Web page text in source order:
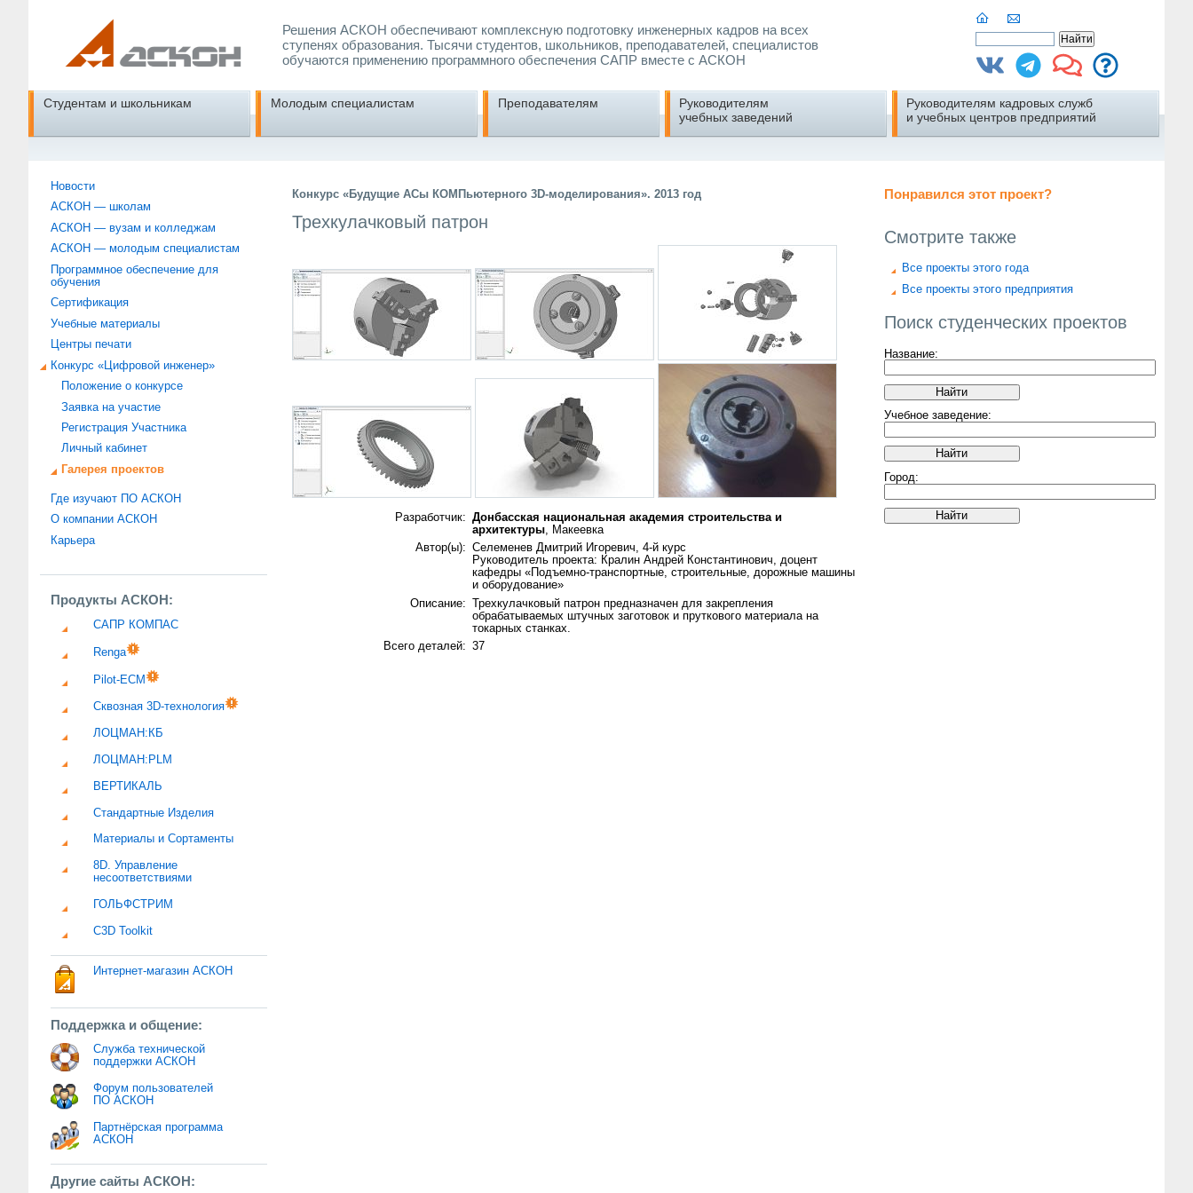
Решения АСКОН обеспечивают комплексную подготовку инженерных кадров на всех
ступенях образования. Тысячи студентов, школьников, преподавателей, специалистов
обучаются применению программного обеспечения САПР вместе с АСКОН
Студентам и школьникам Молодым специалистам Преподавателям
Руководителям
учебных заведений
Руководителям кадровых служб
и учебных центров предприятий
Новости
АСКОН — школам
АСКОН — вузам и колледжам
АСКОН — молодым специалистам
Программное обеспечение для
обучения
Сертификация
Учебные материалы
Центры печати
Конкурс «Цифровой инженер»
Положение о конкурсе
Заявка на участие
Регистрация Участника
Личный кабинет
Галерея проектов
Где изучают ПО АСКОН
О компании АСКОН
Карьера
Продукты АСКОН:
САПР КОМПАС
Renga
Pilot-ECM
Сквозная 3D-технология
ЛОЦМАН:КБ
ЛОЦМАН:PLM
ВЕРТИКАЛЬ
Стандартные Изделия
Материалы и Сортаменты
8D. Управление
несоответствиями
ГОЛЬФСТРИМ
C3D Toolkit
Интернет-магазин АСКОН
Поддержка и общение:
Служба технической
поддержки АСКОН
Форум пользователей
ПО АСКОН
Партнёрская программа
АСКОН
Другие сайты АСКОН:
Понравился этот проект?
Смотрите также
Все проекты этого года
Все проекты этого предприятия
Поиск студенческих проектов
Название:
Учебное заведение:
Город:
Конкурс «Будущие АСы КОМПьютерного 3D-моделирования». 2013 год
Трехкулачковый патрон
Разработчик: Донбасская национальная академия строительства и
архитектуры, Макеевка
Автор(ы): Селеменев Дмитрий Игоревич, 4-й курс
Руководитель проекта: Кралин Андрей Константинович, доцент
кафедры «Подъемно-транспортные, строительные, дорожные машины
и оборудование»
Описание: Трехкулачковый патрон предназначен для закрепления
обрабатываемых штучных заготовок и пруткового материала на
токарных станках.
Всего деталей: 37